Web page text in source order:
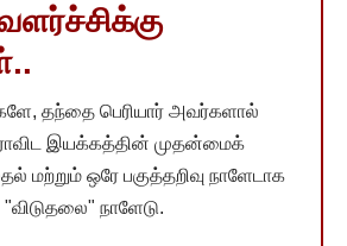
தந்தை பெரியார் அவர்களால்
இயக்கத்தின் முதன்மைக்
மற்றும் ஒரே பகுத்தறிவு நாளேடாக
"விடுதலை" நாளேடு.